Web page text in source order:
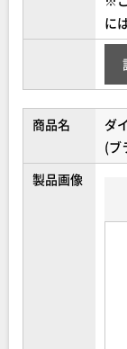
に
商品名
ダ
(ブ
製品画像